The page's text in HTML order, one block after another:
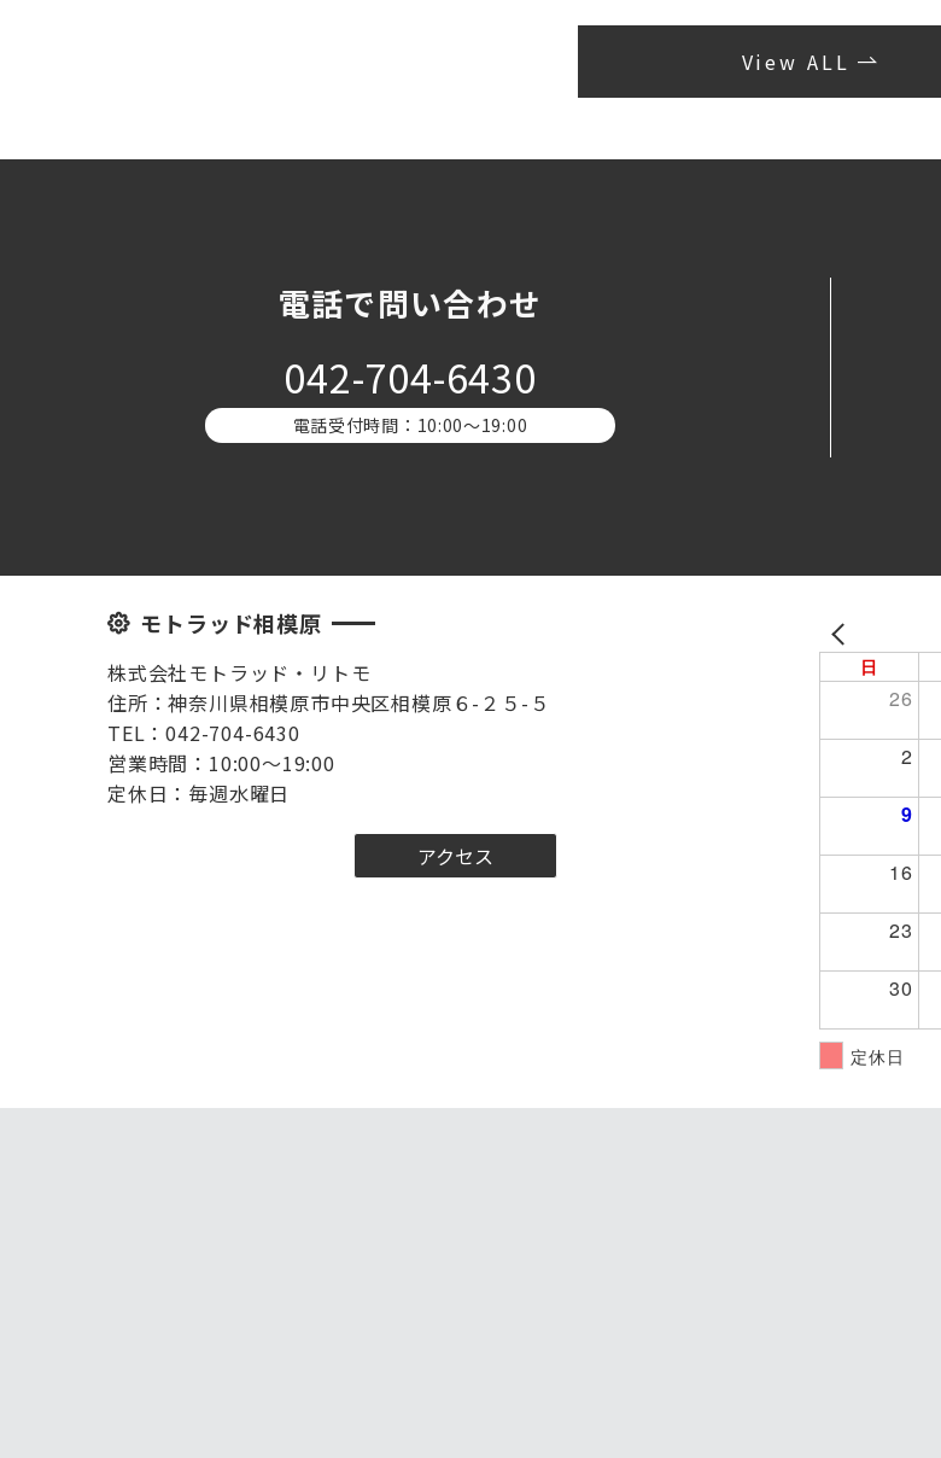
View ALL
電話で問い合わせ
042-704-6430
電話受付時間：10:00〜19:00
モトラッド相模原
株式会社モトラッド・リトモ
住所：神奈川県相模原市中央区相模原６-２５-５
TEL：042-704-6430
営業時間：10:00～19:00
定休日：毎週水曜日
アクセス
日
26
2
9
16
23
30
定休日